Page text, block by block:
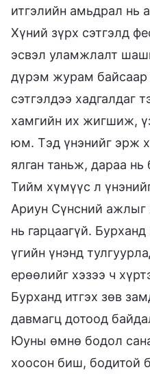
итгэлийн амьдрал нь
Хүний зүрх сэтгэлд
эсвэл уламжлалт
дүрэм журам байсаар
сэтгэлдээ хадгалдаг
хамгийн их жигшиж,
юм. Тэд үнэнийг эрж
ялган таньж, дараа нь
Тийм хүмүүс л
Ариун Сүнсний ажлыг
нь гарцаагүй.
үгийн үнэнд
ерөөлийг хэзээ ч
Бурханд итгэх зөв
давмагц дотоод
Юуны өмнө бодол
хоосон биш, бодитой